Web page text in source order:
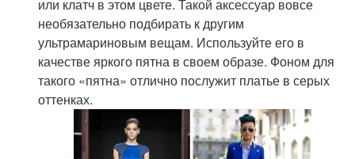
или клатч в этом цвете. Такой аксессуар вовсе
необязательно подбирать к другим
ультрамариновым вещам. Используйте его в
качестве яркого пятна в своем образе. Фоном для
такого «пятна» отлично послужит платье в серых
оттенках.